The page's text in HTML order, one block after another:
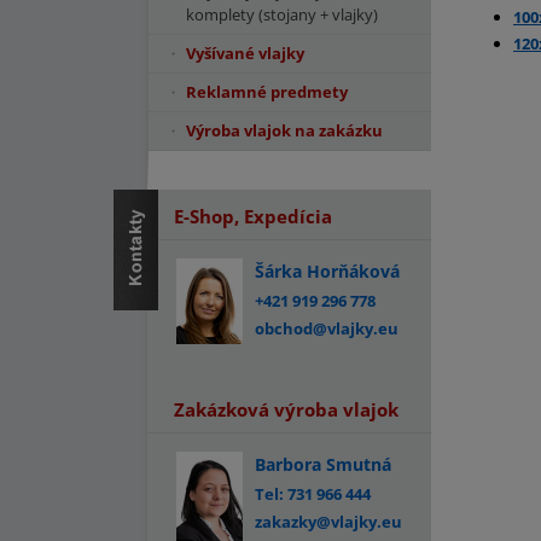
komplety (stojany + vlajky)
Vyšívané vlajky
Reklamné predmety
Výroba vlajok na zakázku
E-Shop, Expedícia
Šárka Horňáková
+421 919 296 778
obchod@vlajky.eu
Zakázková výroba vlajok
Barbora Smutná
Tel: 731 966 444
zakazky@vlajky.eu